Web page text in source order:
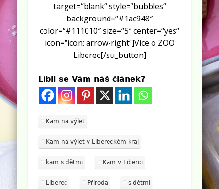
target=“blank“ style=“bubbles“
background=“#1ac948″
color=“#111010″ size=“5″ center=“yes“
icon=“icon: arrow-right“]Více o ZOO
Liberec[/su_button]
Líbil se Vám náš článek?
Kam na výlet
Kam na výlet v Libereckém kraj
kam s dětmi Kam v Liberci
Liberec Příroda s dětmi